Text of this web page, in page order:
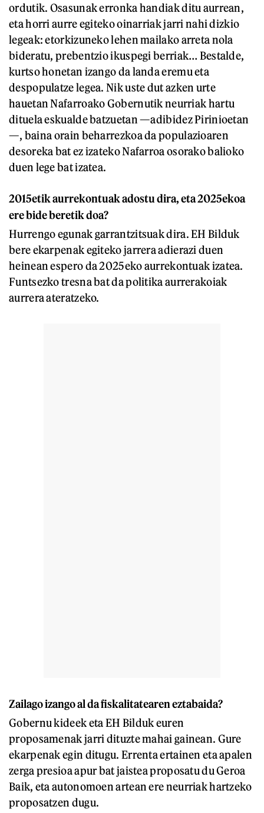
ordutik. Osasunak erronka handiak ditu aurrean,
eta horri aurre egiteko oinarriak jarri nahi dizkio
legeak: etorkizuneko lehen mailako arreta nola
bideratu, prebentzio ikuspegi berriak… Bestalde,
kurtso honetan izango da landa eremu eta
despopulatze legea. Nik uste dut azken urte
hauetan Nafarroako Gobernutik neurriak hartu
dituela eskualde batzuetan —adibidez Pirinioetan
—, baina orain beharrezkoa da populazioaren
desoreka bat ez izateko Nafarroa osorako balioko
duen lege bat izatea.
2015etik aurrekontuak adostu dira, eta 2025ekoa
ere bide beretik doa?
Hurrengo egunak garrantzitsuak dira. EH Bilduk
bere ekarpenak egiteko jarrera adierazi duen
heinean espero da 2025eko aurrekontuak izatea.
Funtsezko tresna bat da politika aurrerakoiak
aurrera ateratzeko.
Zailago izango al da fiskalitatearen eztabaida?
Gobernu kideek eta EH Bilduk euren
proposamenak jarri dituzte mahai gainean. Gure
ekarpenak egin ditugu. Errenta ertainen eta apalen
zerga presioa apur bat jaistea proposatu du Geroa
Baik, eta autonomoen artean ere neurriak hartzeko
proposatzen dugu.